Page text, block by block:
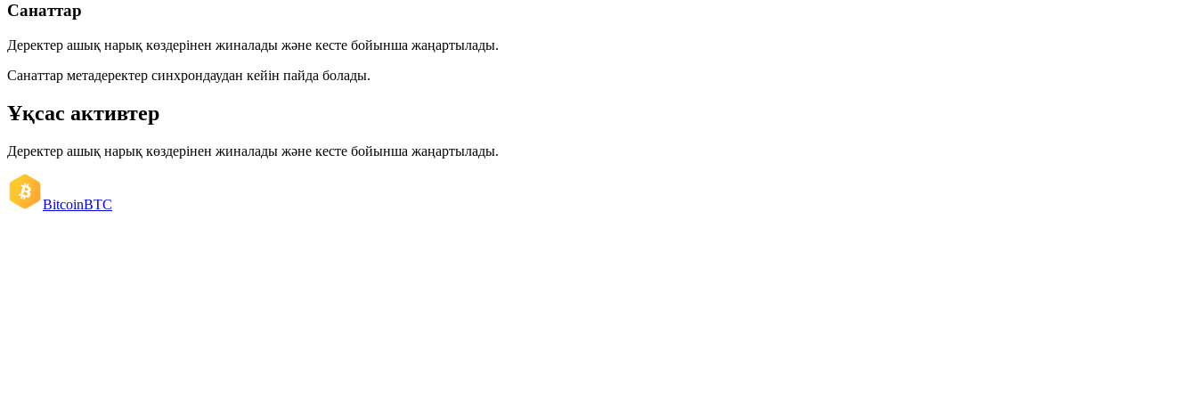
Санаттар
Деректер ашық нарық көздерінен жиналады және кесте бойынша жаңартылады.
Санаттар метадеректер синхрондаудан кейін пайда болады.
Ұқсас активтер
Деректер ашық нарық көздерінен жиналады және кесте бойынша жаңартылады.
BitcoinBTC